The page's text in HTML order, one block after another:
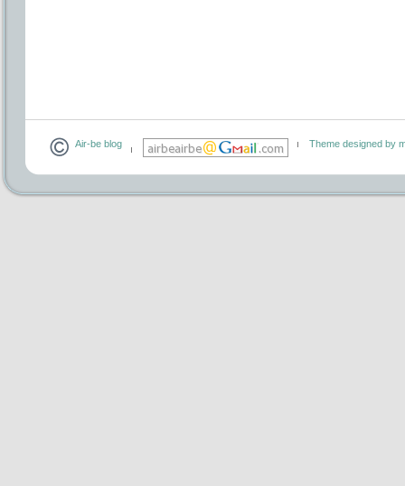
Air-be blog Theme designed by